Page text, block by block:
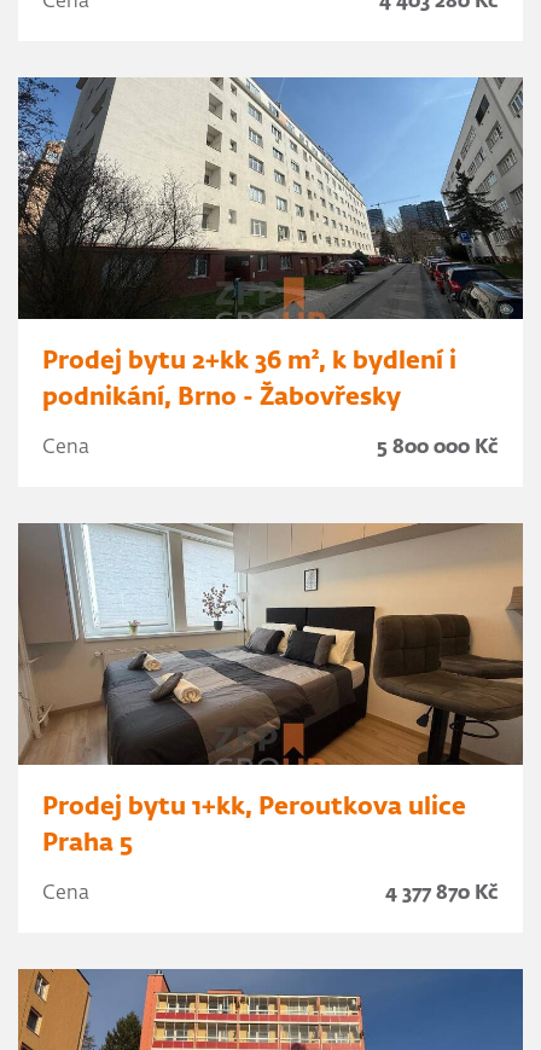
Prodej bytu 2+kk 36 m², k bydlení i
podnikání, Brno - Žabovřesky
Cena 5 800 000 Kč
Prodej bytu 1+kk, Peroutkova ulice
Praha 5
Cena 4 377 870 Kč